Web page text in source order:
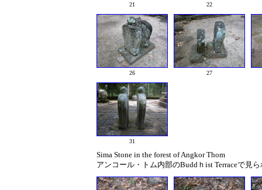
21 22
26 27
31
Sima Stone in the forest of Angkor Thom
アンコール・トム内部のBuddｈist Terraceで見ら